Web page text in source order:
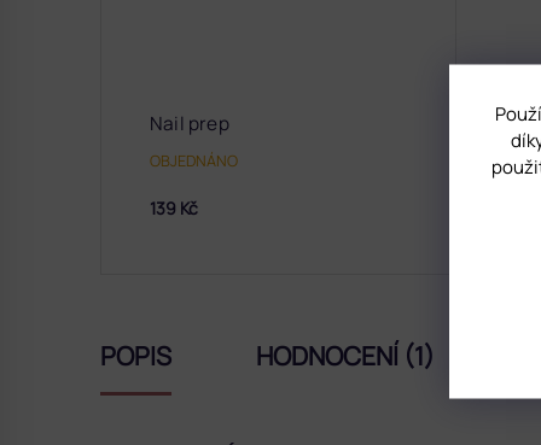
Nail prep
OBJEDNÁNO
139 Kč
POPIS HODNOCENÍ (1)